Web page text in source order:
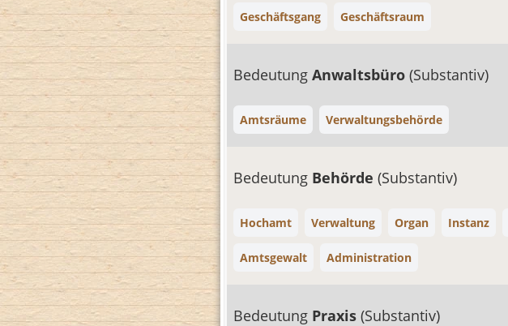
Geschäftsgang Geschäftsraum
Bedeutung Anwaltsbüro (Substantiv)
Amtsräume Verwaltungsbehörde
Bedeutung Behörde (Substantiv)
Hochamt Verwaltung Organ Instanz
Amtsgewalt Administration
Bedeutung Praxis (Substantiv)